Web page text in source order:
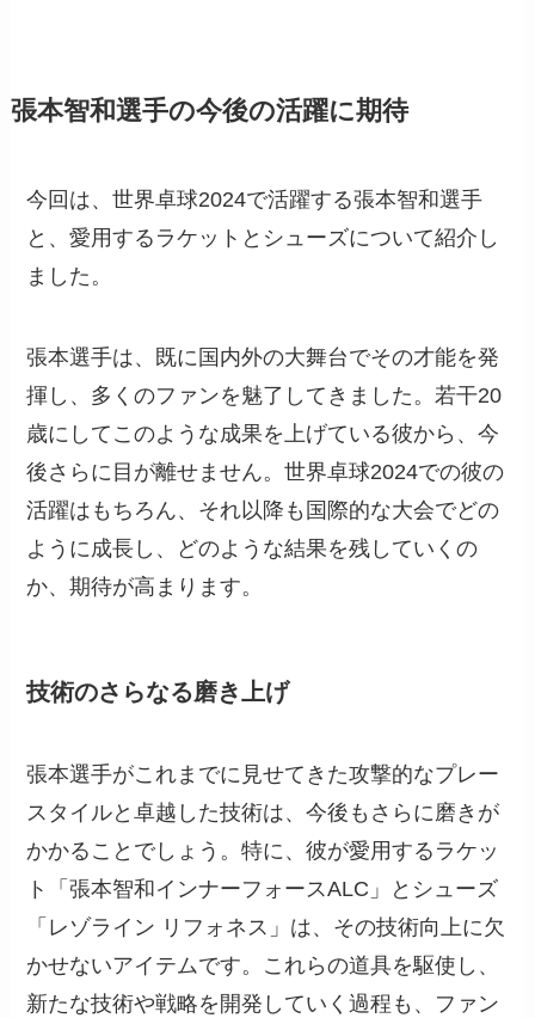
張本智和選手の今後の活躍に期待
今回は、世界卓球2024で活躍する張本智和選手
と、愛用するラケットとシューズについて紹介し
ました。
張本選手は、既に国内外の大舞台でその才能を発
揮し、多くのファンを魅了してきました。若干20
歳にしてこのような成果を上げている彼から、今
後さらに目が離せません。世界卓球2024での彼の
活躍はもちろん、それ以降も国際的な大会でどの
ように成長し、どのような結果を残していくの
か、期待が高まります。
技術のさらなる磨き上げ
張本選手がこれまでに見せてきた攻撃的なプレー
スタイルと卓越した技術は、今後もさらに磨きが
かかることでしょう。特に、彼が愛用するラケッ
ト「張本智和インナーフォースALC」とシューズ
「レゾライン リフォネス」は、その技術向上に欠
かせないアイテムです。これらの道具を駆使し、
新たな技術や戦略を開発していく過程も、ファン